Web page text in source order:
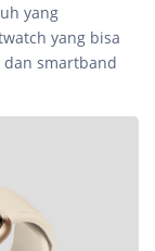
yang
yang bisa
dan smartband